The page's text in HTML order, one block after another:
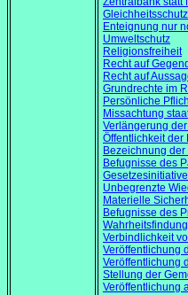
Gleichheitsschutz
Enteignung nur
Umweltschutz
Religionsfreiheit
Recht auf
Recht auf
Grundrechte im
Persönliche
Missachtung
Verlängerung
Öffentlichkeit der
Bezeichnung
Befugnisse des
Unbegrenzte
Materielle
Befugnisse des
Verbindlichkeit
Veröffentlichung
Veröffentlichung
Stellung der
Veröffentlichung